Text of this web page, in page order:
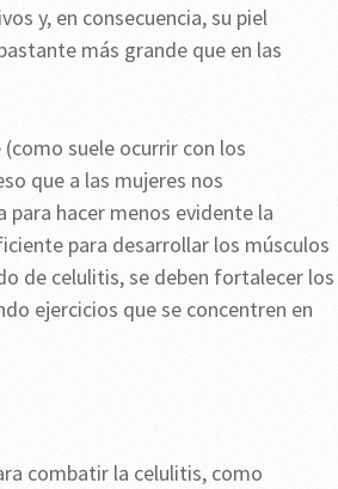
y, en consecuencia, su piel
más grande que en las
suele ocurrir con los
que a las mujeres nos
hacer menos evidente la
para desarrollar los músculos
de celulitis, se deben fortalecer los
ejercicios que se concentren en
combatir la celulitis, como